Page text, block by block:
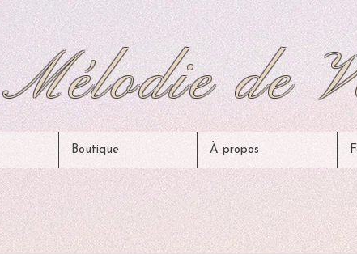
Mélodie de
Boutique À propos